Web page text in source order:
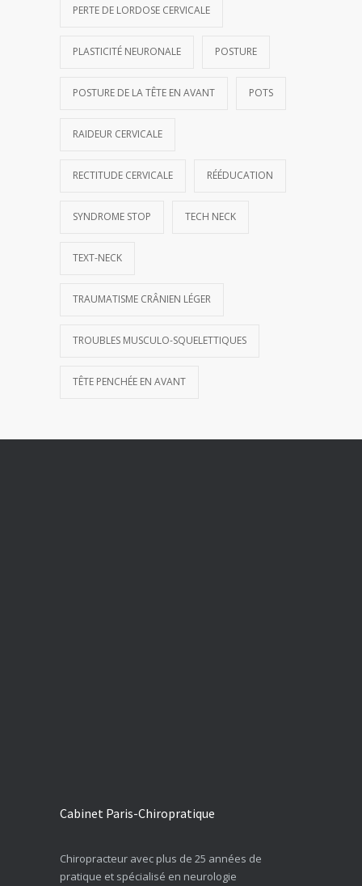
PERTE DE LORDOSE CERVICALE
PLASTICITÉ NEURONALE POSTURE
POSTURE DE LA TÊTE EN AVANT POTS
RAIDEUR CERVICALE
RECTITUDE CERVICALE RÉÉDUCATION
SYNDROME STOP TECH NECK
TEXT-NECK
TRAUMATISME CRÂNIEN LÉGER
TROUBLES MUSCULO-SQUELETTIQUES
TÊTE PENCHÉE EN AVANT
Cabinet Paris-Chiropratique
Chiropracteur avec plus de 25 années de
pratique et spécialisé en neurologie